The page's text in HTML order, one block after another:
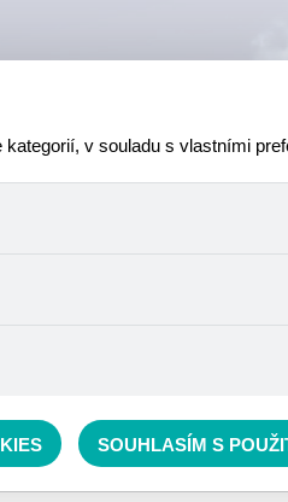
v souladu s vlastními
filtrů a také nastavení
nelze přiřadit konkrétnímu
SOUHLASÍM S